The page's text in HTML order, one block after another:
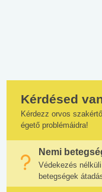
Kérdésed
Kérdezz orvos
égető problémáidra!
Nemi
Védekezés
betegségek